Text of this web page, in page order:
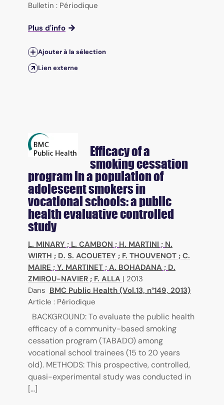
Bulletin : Périodique
Plus d'info
Ajouter à la sélection
Lien externe
Efficacy of a
smoking cessation
program in a population of
adolescent smokers in
vocational schools: a public
health evaluative controlled
study
L. MINARY ; L. CAMBON ; H. MARTINI ; N.
WIRTH ; D. S. ACOUETEY ; F. THOUVENOT ; C.
MAIRE ; Y. MARTINET ; A. BOHADANA ; D.
ZMIROU-NAVIER ; F. ALLA | 2013
Dans BMC Public Health (Vol.13, n°149, 2013)
Article : Périodique
BACKGROUND: To evaluate the public health
efficacy of a community-based smoking
cessation program (TABADO) among
vocational school trainees (15 to 20 years
old). METHODS: This prospective, controlled,
quasi-experimental study was conducted in
[...]